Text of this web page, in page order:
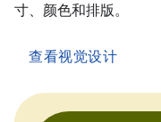
寸、颜色和排版。
查看视觉设计